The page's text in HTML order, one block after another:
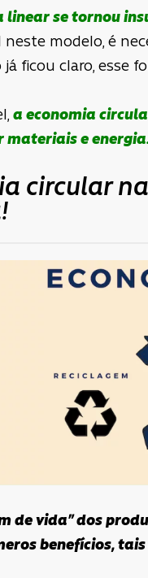
linear se tornou
modelo, é
já ficou claro, esse
a economia
materiais e
circular
de vida” dos
benefícios, tais